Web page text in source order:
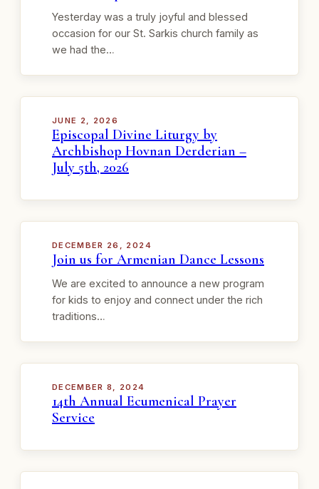
Yesterday was a truly joyful and blessed
occasion for our St. Sarkis church family as
we had the…
JUNE 2, 2026
Episcopal Divine Liturgy by
Archbishop Hovnan Derderian –
July 5th, 2026
DECEMBER 26, 2024
Join us for Armenian Dance Lessons
We are excited to announce a new program
for kids to enjoy and connect under the rich
traditions…
DECEMBER 8, 2024
14th Annual Ecumenical Prayer
Service